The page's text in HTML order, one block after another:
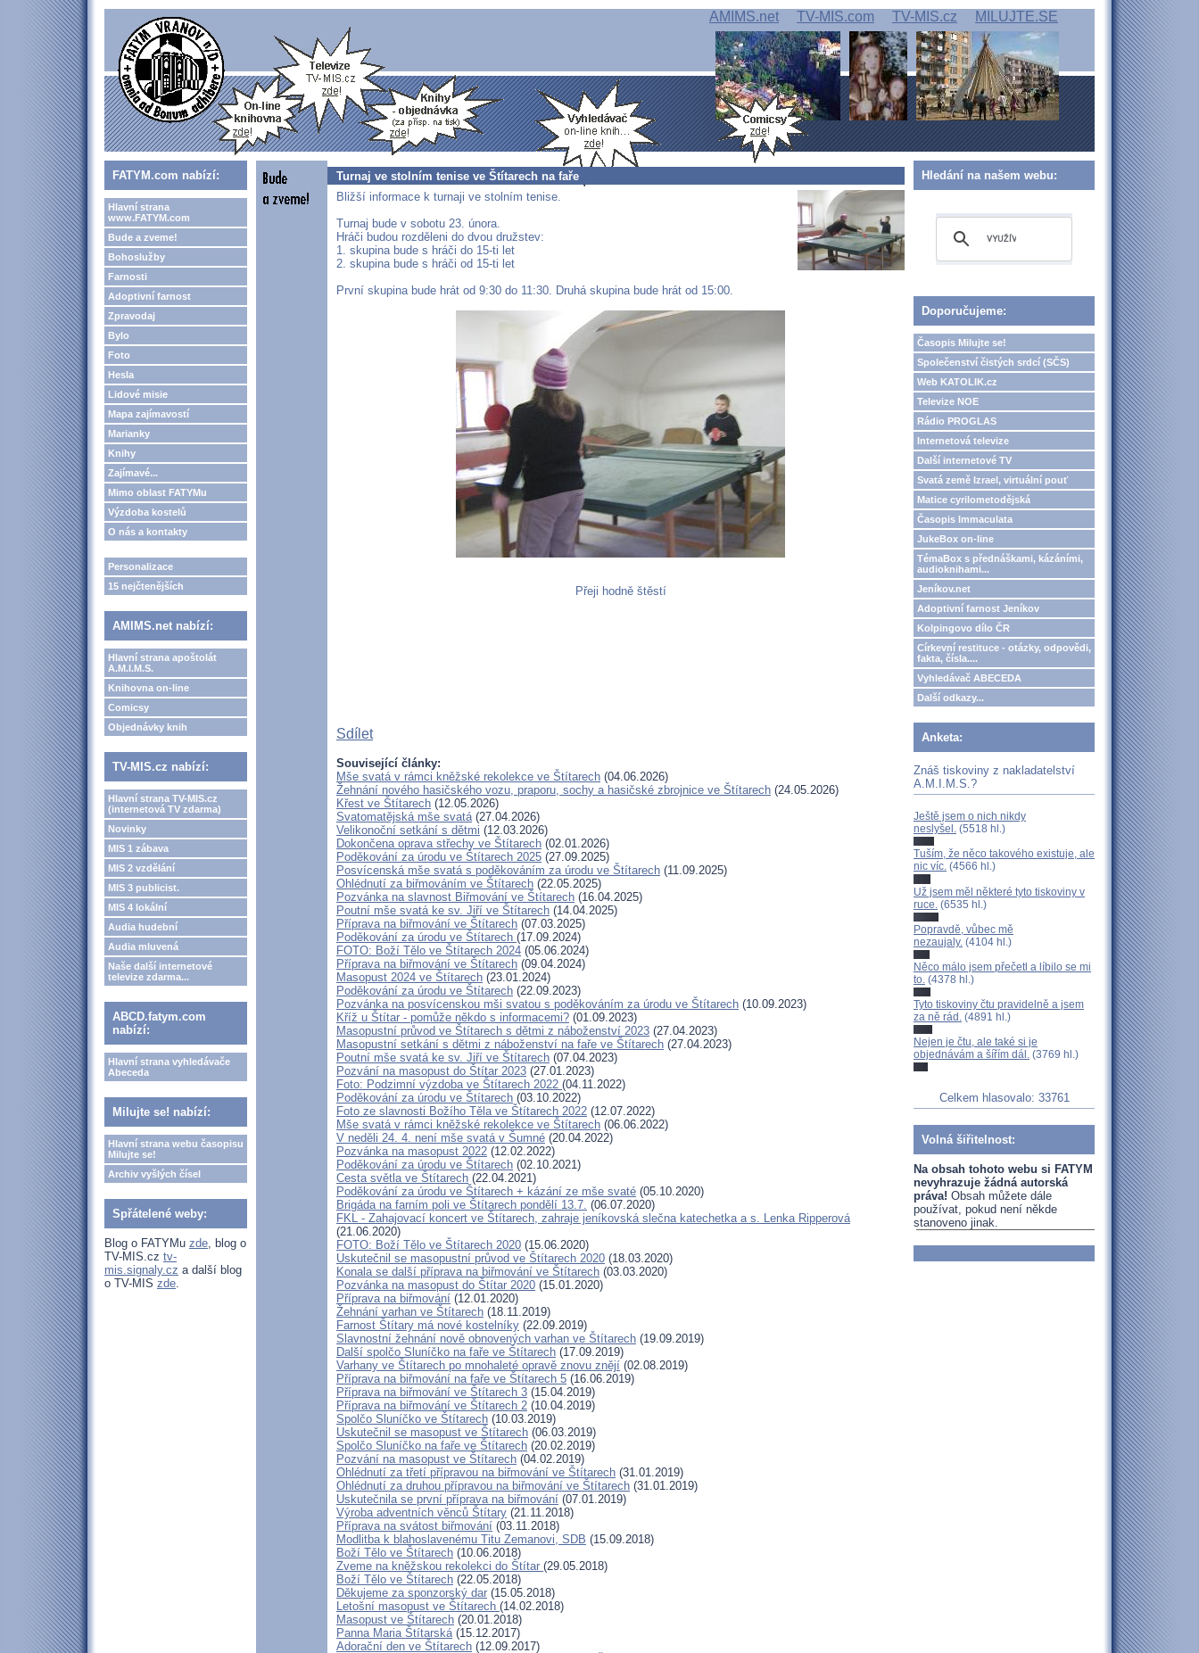
AMIMS.net TV-MIS.com TV-MIS.cz MILUJTE.SE
FATYM.com nabízí:
Hlavní strana
www.FATYM.com
Bude a zveme!
Bohoslužby
Farnosti
Adoptivní farnost
Zpravodaj
Bylo
Foto
Hesla
Lidové misie
Mapa zajímavostí
Marianky
Knihy
Zajímavé...
Mimo oblast FATYMu
Výzdoba kostelů
O nás a kontakty
Personalizace
15 nejčtenějších
AMIMS.net nabízí:
Hlavní strana apoštolát
A.M.I.M.S.
Knihovna on-line
Comicsy
Objednávky knih
TV-MIS.cz nabízí:
Hlavní strana TV-MIS.cz
(internetová TV zdarma)
Novinky
MIS 1 zábava
MIS 2 vzdělání
MIS 3 publicist.
MIS 4 lokální
Audia hudební
Audia mluvená
Naše další internetové
televize zdarma...
ABCD.fatym.com
nabízí:
Hlavní strana vyhledávače
Abeceda
Milujte se! nabízí:
Hlavní strana webu časopisu
Milujte se!
Archiv vyšlých čísel
Spřátelené weby:
Blog o FATYMu zde, blog o
TV-MIS.cz tv-
mis.signaly.cz a další blog
o TV-MIS zde.
Turnaj ve stolním tenise ve Štítarech na faře
Bližší informace k turnaji ve stolním tenise.
Turnaj bude v sobotu 23. února.
Hráči budou rozděleni do dvou družstev:
1. skupina bude s hráči do 15-ti let
2. skupina bude s hráči od 15-ti let
První skupina bude hrát od 9:30 do 11:30. Druhá skupina bude hrát od 15:00.
Přeji hodně štěstí
Sdílet
Související články:
Mše svatá v rámci kněžské rekolekce ve Štítarech (04.06.2026)
Žehnání nového hasičského vozu, praporu, sochy a hasičské zbrojnice ve Štítarech (24.05.2026)
Křest ve Štítarech (12.05.2026)
Svatomatějská mše svatá(27.04.2026)
Velikonoční setkání s dětmi (12.03.2026)
Dokončena oprava střechy ve Štítarech (02.01.2026)
Poděkování za úrodu ve Štítarech 2025 (27.09.2025)
Posvícenská mše svatá s poděkováním za úrodu ve Štítarech (11.09.2025)
Ohlédnutí za biřmováním ve Štítarech (22.05.2025)
Pozvánka na slavnost Biřmování ve Štítarech (16.04.2025)
Poutní mše svatá ke sv. Jiří ve Štítarech (14.04.2025)
Příprava na biřmování ve Štítarech (07.03.2025)
Poděkování za úrodu ve Štítarech (17.09.2024)
FOTO: Boží Tělo ve Štítarech 2024 (05.06.2024)
Příprava na biřmování ve Štítarech (09.04.2024)
Masopust 2024 ve Štítarech (23.01.2024)
Poděkování za úrodu ve Štítarech (22.09.2023)
Pozvánka na posvícenskou mši svatou s poděkováním za úrodu ve Štítarech (10.09.2023)
Kříž u Štítar - pomůže někdo s informacemi? (01.09.2023)
Masopustní průvod ve Štítarech s dětmi z náboženství 2023 (27.04.2023)
Masopustní setkání s dětmi z náboženství na faře ve Štítarech (27.04.2023)
Poutní mše svatá ke sv. Jiří ve Štítarech (07.04.2023)
Pozvání na masopust do Štítar 2023 (27.01.2023)
Foto: Podzimní výzdoba ve Štítarech 2022 (04.11.2022)
Poděkování za úrodu ve Štítarech (03.10.2022)
Foto ze slavnosti Božího Těla ve Štítarech 2022 (12.07.2022)
Mše svatá v rámci kněžské rekolekce ve Štítarech (06.06.2022)
V neděli 24. 4. není mše svatá v Šumné (20.04.2022)
Pozvánka na masopust 2022 (12.02.2022)
Poděkování za úrodu ve Štítarech (02.10.2021)
Cesta světla ve Štítarech (22.04.2021)
Poděkování za úrodu ve Štítarech + kázání ze mše svaté (05.10.2020)
Brigáda na farním poli ve Štítarech pondělí 13.7. (06.07.2020)
FKL - Zahajovací koncert ve Štítarech, zahraje jeníkovská slečna katechetka a s. Lenka Ripperová
(21.06.2020)
FOTO: Boží Tělo ve Štítarech 2020 (15.06.2020)
Uskutečnil se masopustní průvod ve Štítarech 2020 (18.03.2020)
Konala se další příprava na biřmování ve Štítarech (03.03.2020)
Pozvánka na masopust do Štítar 2020 (15.01.2020)
Příprava na biřmování (12.01.2020)
Žehnání varhan ve Štítarech (18.11.2019)
Farnost Štítary má nové kostelníky (22.09.2019)
Slavnostní žehnání nově obnovených varhan ve Štítarech (19.09.2019)
Další spolčo Sluníčko na faře ve Štítarech (17.09.2019)
Varhany ve Štítarech po mnohaleté opravě znovu znějí (02.08.2019)
Příprava na biřmování na faře ve Štítarech 5 (16.06.2019)
Příprava na biřmování ve Štítarech 3 (15.04.2019)
Příprava na biřmování ve Štítarech 2 (10.04.2019)
Spolčo Sluníčko ve Štítarech (10.03.2019)
Uskutečnil se masopust ve Štítarech (06.03.2019)
Spolčo Sluníčko na faře ve Štítarech (20.02.2019)
Pozvání na masopust ve Štítarech (04.02.2019)
Ohlédnutí za třetí přípravou na biřmování ve Štítarech (31.01.2019)
Ohlédnutí za druhou přípravou na biřmování ve Štítarech (31.01.2019)
Uskutečnila se první příprava na biřmování (07.01.2019)
Výroba adventních věnců Štítary (21.11.2018)
Příprava na svátost biřmování (03.11.2018)
Modlitba k blahoslavenému Titu Zemanovi, SDB (15.09.2018)
Boží Tělo ve Štítarech (10.06.2018)
Zveme na kněžskou rekolekci do Štítar (29.05.2018)
Boží Tělo ve Štítarech (22.05.2018)
Děkujeme za sponzorský dar (15.05.2018)
Letošní masopust ve Štítarech (14.02.2018)
Masopust ve Štítarech (20.01.2018)
Panna Maria Štítarská(15.12.2017)
Adorační den ve Štítarech (12.09.2017)
Hledání na našem webu:
Doporučujeme:
Časopis Milujte se!
Společenství čistých srdcí (SČS)
Web KATOLIK.cz
Televize NOE
Rádio PROGLAS
Internetová televize
Další internetové TV
Svatá země Izrael, virtuální pouť
Matice cyrilometodějská
Časopis Immaculata
JukeBox on-line
TémaBox s přednáškami, kázáními,
audioknihami...
Jeníkov.net
Adoptivní farnost Jeníkov
Kolpingovo dílo ČR
Církevní restituce - otázky, odpovědi,
fakta, čísla....
Vyhledávač ABECEDA
Další odkazy...
Anketa:
Znáš tiskoviny z nakladatelství
A.M.I.M.S.?
Ještě jsem o nich nikdy
neslyšel. (5518 hl.)
Tuším, že něco takového existuje, ale
nic víc. (4566 hl.)
Už jsem měl některé tyto tiskoviny v
ruce. (6535 hl.)
Popravdě, vůbec mě
nezaujaly. (4104 hl.)
Něco málo jsem přečetl a líbilo se mi
to. (4378 hl.)
Tyto tiskoviny čtu pravidelně a jsem
za ně rád. (4891 hl.)
Nejen je čtu, ale také si je
objednávám a šířím dál. (3769 hl.)
Celkem hlasovalo: 33761
Volná šiřitelnost:
Na obsah tohoto webu si FATYM
nevyhrazuje žádná autorská
práva! Obsah můžete dále
používat, pokud není někde
stanoveno jinak.